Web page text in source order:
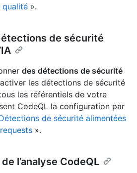
qualité ».
de sécurité
des détections de sécurité
les détections de sécurité
les référentiels de votre
CodeQL la configuration par
de sécurité alimentées
».
l’analyse CodeQL